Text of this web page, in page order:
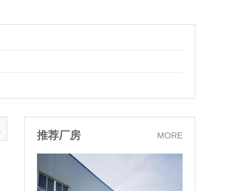
推荐厂房 MORE